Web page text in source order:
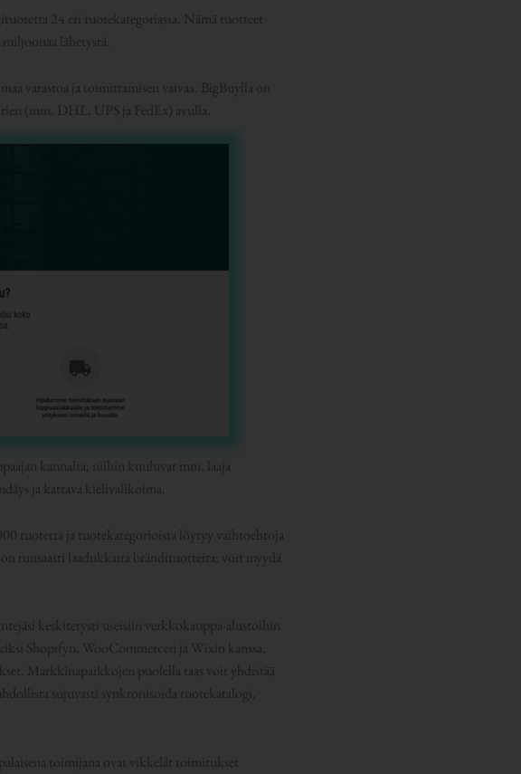
24 eri tuotekategoriassa. Nämä tuotteet
lähetystä.
varastoa ja toimittamisen vaivaa. BigBuylla on
(mm. DHL, UPS ja FedEx) avulla.
kannalta; niihin kuuluvat mm. laaja
ja kattava kielivalikoima.
tuotetta ja tuotekategorioista löytyy vaihtoehtoja
runsaasti laadukkaita brändituotteita; voit myydä
keskitetysti useisiin verkkokauppa-alustoihin
Shopifyn, WooCommercen ja Wixin kanssa.
Markkinapaikkojen puolella taas voit yhdistää
sujuvasti synkronisoida tuotekatalogi,
toimijana ovat vikkelät toimitukset